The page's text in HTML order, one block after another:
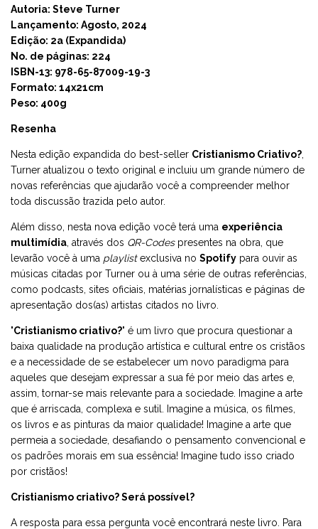
Autoria: Steve Turner
Lançamento: Agosto, 2024
Edição: 2a (Expandida)
No. de páginas: 224
ISBN-13: 978-65-87009-19-3
Formato: 14x21cm
Peso: 400g
Resenha
Nesta edição expandida do best-seller Cristianismo Criativo?
Turner atualizou o texto original e incluiu um grande número de
novas referências que ajudarão você a compreender melhor
toda discussão trazida pelo autor.
Além disso, nesta nova edição você terá uma experiência
multimídia , através dos QR-Codespresentes na obra, que
levarão você à uma playlistexclusiva no Spotify para ouvir as
músicas citadas por Turner ou à uma série de outras referências,
como podcasts, sites oficiais, matérias jornalísticas e páginas de
apresentação dos(as) artistas citados no livro.
'Cristianismo criativo?' é um livro que procura questionar a
baixa qualidade na produção artística e cultural entre os cristãos
e a necessidade de se estabelecer um novo paradigma para
aqueles que desejam expressar a sua fé por meio das artes e,
assim, tornar-se mais relevante para a sociedade. Imagine a arte
que é arriscada, complexa e sutil. Imagine a música, os filmes,
os livros e as pinturas da maior qualidade! Imagine a arte que
permeia a sociedade, desafiando o pensamento convencional e
os padrões morais em sua essência! Imagine tudo isso criado
por cristãos!
Cristianismo criativo? Será possível?
A resposta para essa pergunta você encontrará neste livro. Para